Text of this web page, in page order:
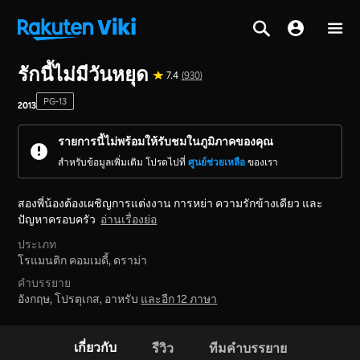
รักนี้ไม่มีวันหยุด 7.4 (930)
2013 PG-13
รายการนี้ไม่พร้อมให้รับชมในภูมิภาคของคุณ
สำหรับข้อมูลเพิ่มเติม โปรดไปที่ ศูนย์ช่วยเหลือของเรา
สองพี่น้องต้องเผชิญการแต่งงาน การหย่า ความรักข้างเดียว และ
ปัญหาครอบครัว อ่านเรื่องย่อ
ประเภท
โรแมนติก คอมเมดี้, ดราม่า
คำบรรยาย
อังกฤษ, โปรตุเกส, อาหรับ และอีก 12 ภาษา
เกี่ยวกับ รีวิว ทีมคำบรรยาย